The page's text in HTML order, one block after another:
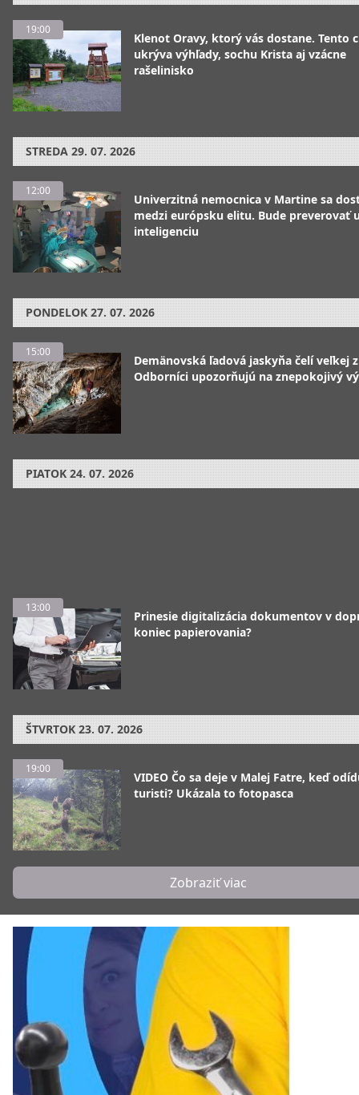
19:00
Klenot Oravy, ktorý vás dostane. Tento
ukrýva výhľady, sochu Krista aj vzácne
rašelinisko
STREDA 29. 07. 2026
12:00
Univerzitná nemocnica v Martine sa
medzi európsku elitu. Bude preverovať
inteligenciu
PONDELOK 27. 07. 2026
15:00
Demänovská ľadová jaskyňa čelí veľkej
Odborníci upozorňujú na znepokojivý
PIATOK 24. 07. 2026
13:00
Prinesie digitalizácia dokumentov v
koniec papierovania?
ŠTVRTOK 23. 07. 2026
19:00
VIDEO Čo sa deje v Malej Fatre, keď
turisti? Ukázala to fotopasca
Zobraziť viac